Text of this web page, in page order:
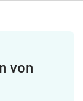
von